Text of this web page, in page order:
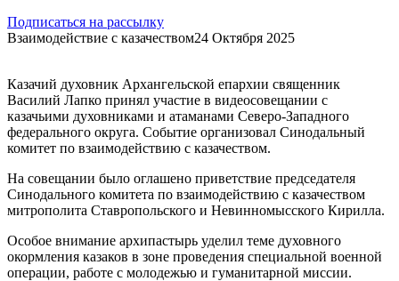
Подписаться на рассылку
Взаимодействие с казачеством24 Октября 2025
Казачий духовник Архангельской епархии священник
Василий Лапко принял участие в видеосовещании с
казачьими духовниками и атаманами Северо-Западного
федерального округа. Событие организовал Синодальный
комитет по взаимодействию с казачеством.
На совещании было оглашено приветствие председателя
Синодального комитета по взаимодействию с казачеством
митрополита Ставропольского и Невинномысского Кирилла.
Особое внимание архипастырь уделил теме духовного
окормления казаков в зоне проведения специальной военной
операции, работе с молодежью и гуманитарной миссии.